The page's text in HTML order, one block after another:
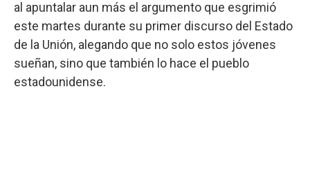
al apuntalar aun más el argumento que esgrimió
este martes durante su primer discurso del Estado
de la Unión, alegando que no solo estos jóvenes
sueñan, sino que también lo hace el pueblo
estadounidense.